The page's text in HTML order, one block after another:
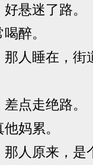
悬迷了路。
醉。
人睡在，街
点走绝路。
妈累。
人原来，是